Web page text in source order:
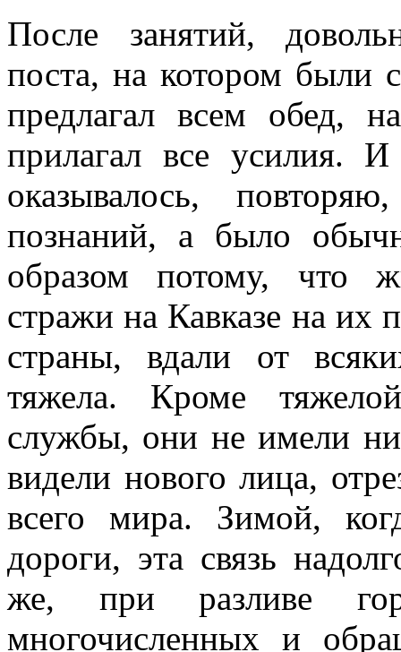
После занятий,
поста, на котором были
предлагал всем обед,
прилагал все усилия.
оказывалось,
познаний, а было
образом потому, что
стражи на Кавказе на их
страны, вдали от
тяжела. Кроме
службы, они не имели
видели нового лица,
всего мира. Зимой,
дороги, эта связь
же, при разливе
многочисленных и